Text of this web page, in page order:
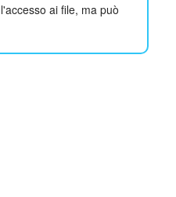
ai file, ma può